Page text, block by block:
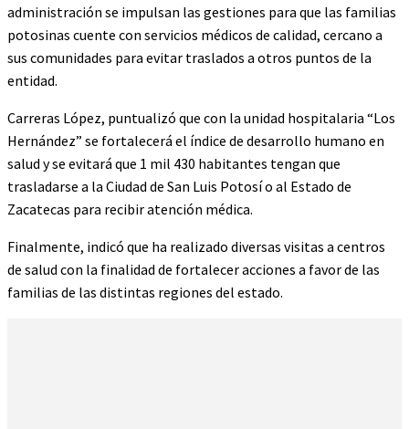
administración se impulsan las gestiones para que las familias
potosinas cuente con servicios médicos de calidad, cercano a
sus comunidades para evitar traslados a otros puntos de la
entidad.
Carreras López, puntualizó que con la unidad hospitalaria “Los
Hernández” se fortalecerá el índice de desarrollo humano en
salud y se evitará que 1 mil 430 habitantes tengan que
trasladarse a la Ciudad de San Luis Potosí o al Estado de
Zacatecas para recibir atención médica.
Finalmente, indicó que ha realizado diversas visitas a centros
de salud con la finalidad de fortalecer acciones a favor de las
familias de las distintas regiones del estado.